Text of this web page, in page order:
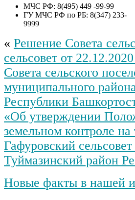
МЧС РФ: 8(495) 449 -99-99
ГУ МЧС РФ по РБ: 8(347) 233-
9999
« Решение Совета
сельсовет от
Совета сельского
муниципального
Республики
«Об утверждении
земельном контроле на
Гафуровский
Туймазинский район
Новые факты в нашей